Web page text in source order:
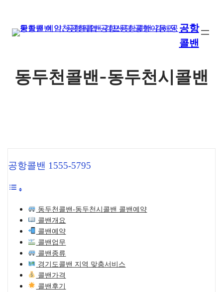
공항
콜밴
동두천콜밴-동두천시콜밴
공항콜밴 1555-5795
동두천콜밴-동두천시콜밴 콜밴예약
콜밴개요
콜밴예약
콜밴업무
콜밴종류
경기도콜밴 지역 맞춤서비스
콜밴가격
콜밴후기